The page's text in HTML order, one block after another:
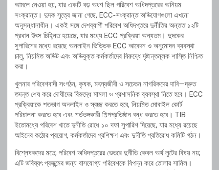
আমলে নেওয়া হয়, যার একটি বড় অংশ ছিল পরিবেশ অধিদপ্তরের অনিয়ম
সংক্রান্ত। দুদক সূত্রে জানা গেছে, ECC-সংক্রান্ত অভিযোগগুলো এখনো
অনুসন্ধানাধীন। একই সঙ্গে দেশব্যাপী পরিবেশ অধিদপ্তরে দুর্নীতির অন্তত ১২টি
প্রধান উৎস চিহ্নিত হয়েছে, যার মধ্যে ECC প্রক্রিয়া অন্যতম। দুদকের
সুপারিশের মধ্যে রয়েছে অনলাইন ভিত্তিক ECC আবেদন ও অনুমোদন ব্যবস্থা
চালু, নিয়মিত অডিট এবং অভিযুক্ত কর্মকর্তাদের বিরুদ্ধে দৃষ্টান্তমূলক শাস্তি নিশ্চিত
করা।
খুলনার পরিবেশবাদী সংগঠন, কৃষক, মৎস্যজীবী ও সচেতন নাগরিকদের দাবি—দ্রুত
তদন্ত শেষ করে দোষীদের বিরুদ্ধে মামলা ও প্রশাসনিক ব্যবস্থা নিতে হবে। ECC
প্রক্রিয়াকে শতভাগ অনলাইন ও স্বচ্ছ করতে হবে, নিয়মিত মোবাইল কোর্ট
পরিচালনা করতে হবে এবং শর্তভঙ্গকারী শিল্পপ্রতিষ্ঠান বন্ধ করতে হবে। TIB
ইতোমধ্যে পরিবেশ খাতে দুর্নীতি রোধে ১০ দফা সুপারিশ দিয়েছে, যার মধ্যে রয়েছে
আইনের কঠোর প্রয়োগ, কর্মকর্তাদের প্রশিক্ষণ এবং দুর্নীতি প্রতিরোধ কমিটি গঠন।
বিশ্লেষকদের মতে, পরিবেশ অধিদপ্তরের ভেতরে দুর্নীতি কেবল অর্থ লুটের বিষয় নয়;
এটি ভবিষ্যৎ প্রজন্মের জন্য বাসযোগ্য পরিবেশকে বিপন্ন করে তোলার সামিল।